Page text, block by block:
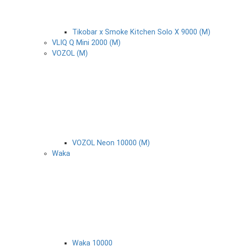
Tikobar x Smoke Kitchen Solo X 9000 (М)
VLIQ Q Mini 2000 (М)
VOZOL (М)
VOZOL Neon 10000 (М)
Waka
Waka 10000